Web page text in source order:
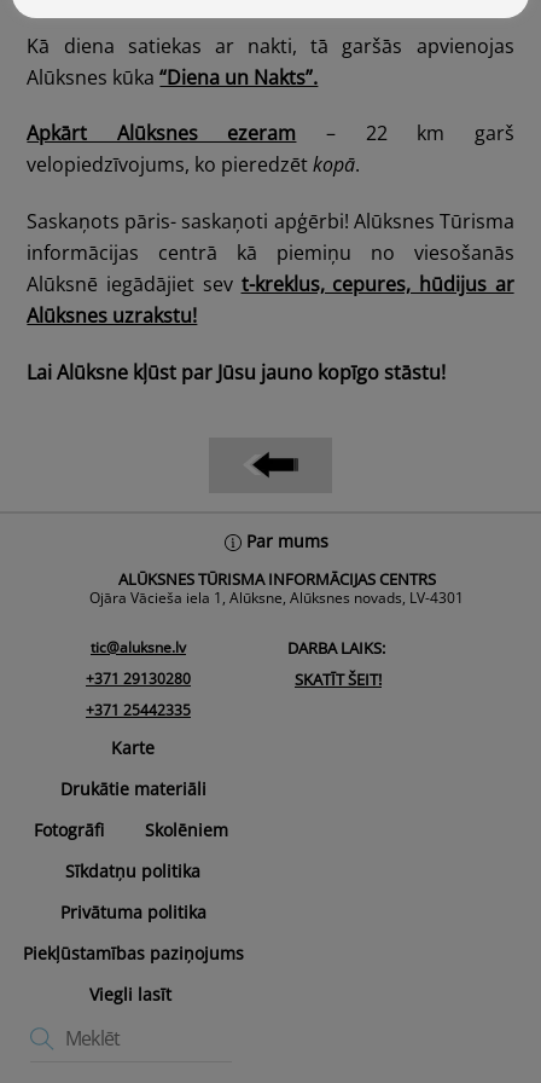
Kā diena satiekas ar nakti, tā garšās apvienojas
Alūksnes kūka“Diena un Nakts”.
Apkārt Alūksnes ezeram – 22 km garš
velopiedzīvojums, ko pieredzētkopā.
Saskaņots pāris- saskaņoti apģērbi! Alūksnes Tūrisma
informācijas centrā kā piemiņu no viesošanās
Alūksnē iegādājiet sev t-kreklus, cepures, hūdijus ar
Alūksnes uzrakstu!
Lai Alūksne kļūst par Jūsu jauno kopīgo stāstu!
Par mums
ALŪKSNES TŪRISMA INFORMĀCIJAS CENTRS
Ojāra Vācieša iela 1, Alūksne, Alūksnes novads, LV-4301
tic@aluksne.lv
+371 29130280
+371 25442335
DARBA LAIKS:
SKATĪT ŠEIT!
Karte
Drukātie materiāli
Fotogrāfi
Skolēniem
Sīkdatņu politika
Privātuma politika
Piekļūstamības paziņojums
Viegli lasīt